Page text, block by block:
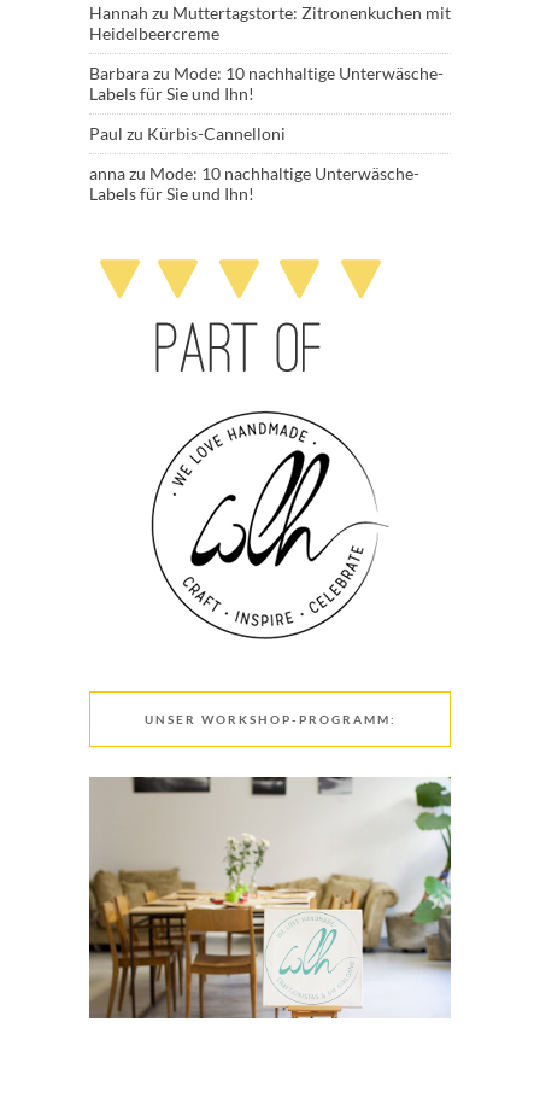
Hannah zu Muttertagstorte: Zitronenkuchen mit
Heidelbeercreme
Barbarazu Mode: 10 nachhaltige Unterwäsche-
Labels für Sie und Ihn!
Paul zu Kürbis-Cannelloni
annazu Mode: 10 nachhaltige Unterwäsche-
Labels für Sie und Ihn!
UNSER WORKSHOP-PROGRAMM: